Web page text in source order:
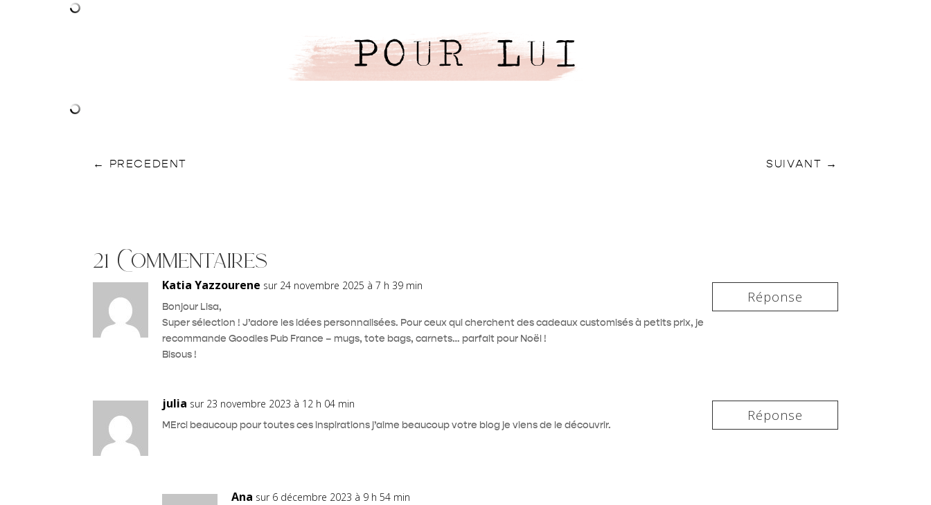
← PRECEDENT SUIVANT →
21 Commentaires
Katia Yazzourene sur 24 novembre 2025 à 7 h 39 min
Bonjour Lisa,
Super sélection ! J’adore les idées personnalisées. Pour ceux qui cherchent des cadeaux customisés à petits prix, je
recommande Goodies Pub France – mugs, tote bags, carnets… parfait pour Noël !
Bisous !
Réponse
julia sur 23 novembre 2023 à 12 h 04 min
MErci beaucoup pour toutes ces inspirations j’aime beaucoup votre blog je viens de le découvrir.
Réponse
Ana sur 6 décembre 2023 à 9 h 54 min